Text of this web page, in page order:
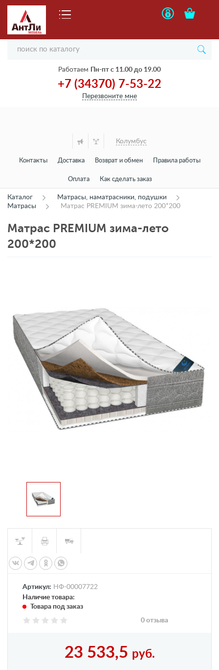
Работаем Пн-пт с 11.00 до 19.00
+7 (34370) 7-53-22
Перезвоните мне
Колумбус
Контакты Доставка Возврат и обмен Правила работы
Оплата Как сделать заказ
Каталог
Матрасы, наматрасники, подушки
Матрасы
Матрас PREMIUM зима-лето 200*200
Матрас PREMIUM зима-лето
200*200
Артикул: НФ-00007722
Наличие товара:
Товара под заказ
0 отзыва
23 533,5 руб.